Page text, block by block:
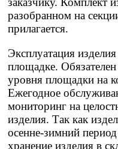
разобранном на
прилагается.
Эксплуатация
площадке.
уровня площадки на
Ежегодное
мониторинг на
изделия. Так как
осенне-зимний
хранение изделия в